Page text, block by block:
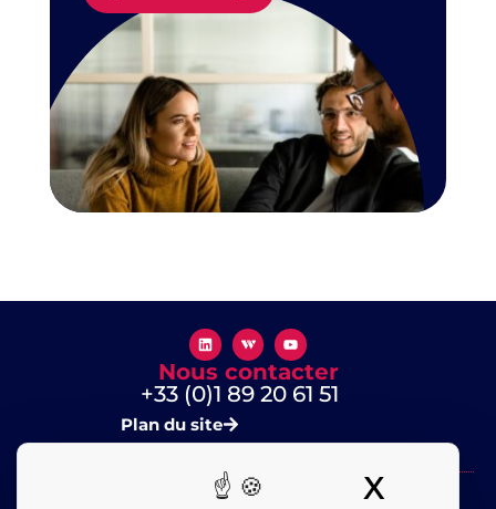
X
Nous contacter
+33 (0)1 89 20 61 51
Plan du site